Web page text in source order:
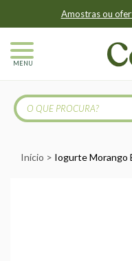
Amostras ou
MENU
Início Iogurte Morango